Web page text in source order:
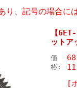
り、記号の場合
【
ット
価
格:
[